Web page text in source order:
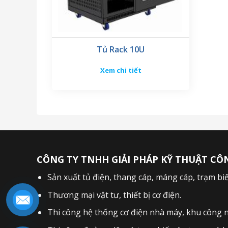
Tủ Rack 10U
Xem chi tiết
CÔNG TY TNHH GIẢI PHÁP KỸ THUẬT
Sản xuấttủ điện, thang cáp, máng cáp, trạm
Thương mại vật tư, thiết bị cơ điện.
Thi công hệ thống cơ điện nhà máy, khu công